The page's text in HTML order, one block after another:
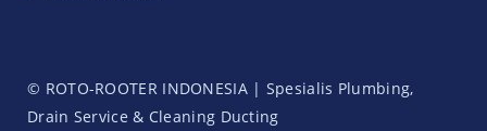
© ROTO-ROOTER INDONESIA | Spesialis Plumbing,
Drain Service & Cleaning Ducting